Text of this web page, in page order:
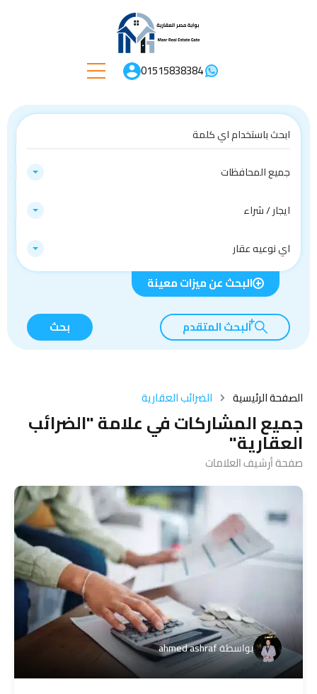
01515838384
جميع المحافظات
ايجار / شراء
اي نوعيه عقار
البحث عن ميزات معينة
البحث المتقدم بحث
الصفحة الرئيسية الضرائب العقارية
جميع المشاركات في علامة "الضرائب
العقارية"
صفحة أرشيف العلامات
بواسطةahmed ashraf